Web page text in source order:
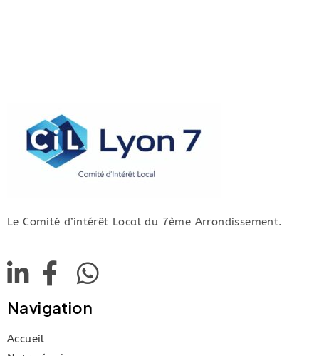
Le Comité d’intérêt Local du 7ème Arrondissement.
Navigation
Accueil